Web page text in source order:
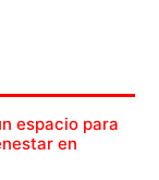
espacio para
en